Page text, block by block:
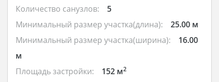
Количество санузлов:
5
Минимальный размер участка(длина):
25.00 м
Минимальный размер участка(ширина):
16.00
м
Площадь застройки:
152 м2